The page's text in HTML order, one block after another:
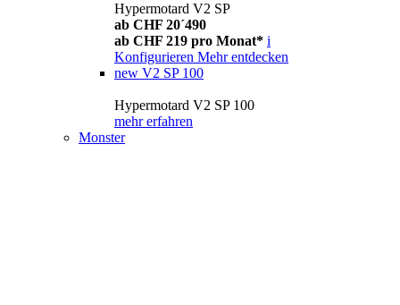
Hypermotard V2 SP
ab CHF 20´490
ab CHF 219 pro Monat* i
Konfigurieren Mehr entdecken
new V2 SP 100
Hypermotard V2 SP 100
mehr erfahren
Monster